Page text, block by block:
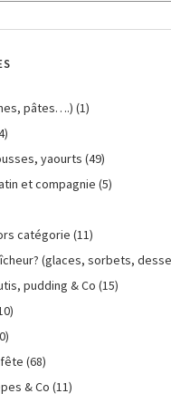
pâtes….) (1)
yaourts (49)
et compagnie (5)
catégorie (11)
(glaces, sorbets,
pudding & Co (15)
(68)
& Co (11)